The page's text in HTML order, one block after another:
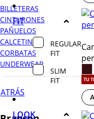
BILLETERAS
CINTURONES
PAÑUELOS
CALCETINES
CORBATAS
UNDERWEAR
ATRÁS
FIT
REGULAR
FIT
SLIM
FIT
LOOK
TU